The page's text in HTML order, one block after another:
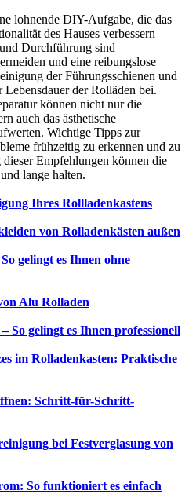
lohnende DIY-Aufgabe, die das
des Hauses verbessern
Durchführung sind
und eine reibungslose
der Führungsschienen und
der Rolläden bei.
können nicht nur die
auch das ästhetische
Wichtige Tipps zur
frühzeitig zu erkennen und zu
Empfehlungen können die
lange halten.
Ihres Rollladenkastens
von Rolladenkästen außen
gelingt es Ihnen ohne
Alu Rolladen
So gelingt es Ihnen professionell
im Rolladenkasten: Praktische
Schritt-für-Schritt-
bei Festverglasung von
So funktioniert es einfach